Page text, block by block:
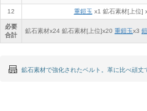
12 重鎧玉 x1 鉱石素材[上位]
必要
合計
鉱石素材x24 鉱石素材[上位]x20 重鎧玉x3
鉱石素材で強化されたベルト。革に比べ頑丈